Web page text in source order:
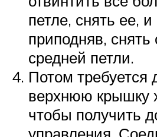
петле, снять ее, и
приподняв, снять
средней петли.
Потом требуется
верхнюю крышку
чтобы получить